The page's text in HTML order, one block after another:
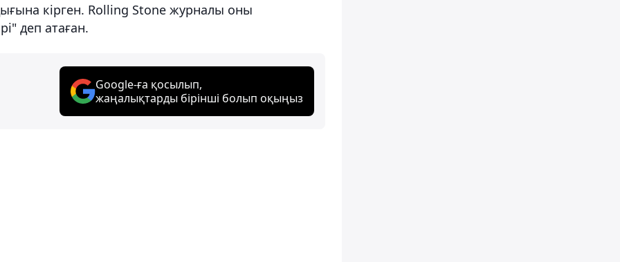
кірген. Rolling Stone журналы оны
деп атаған.
Google-ға қосылып,
жаңалықтарды бірінші болып оқыңыз